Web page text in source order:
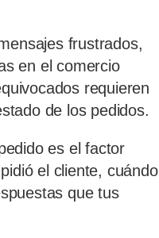
frustrados,
en el comercio
requieren
de los pedidos.
es el factor
el cliente, cuándo
que tus